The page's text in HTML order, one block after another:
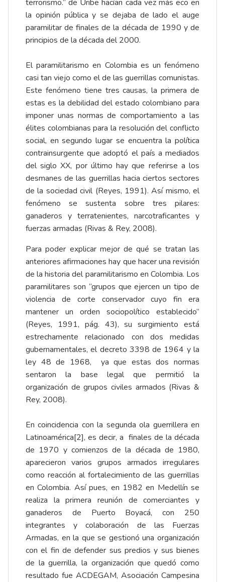
terrorismo.” de Uribe hacían cada vez más eco en
la opinión pública y se dejaba de lado el auge
paramilitar de finales de la década de 1990 y de
principios de la década del 2000.
El paramilitarismo en Colombia es un fenómeno
casi tan viejo como el de las guerrillas comunistas.
Este fenómeno tiene tres causas, la primera de
estas es la debilidad del estado colombiano para
imponer unas normas de comportamiento a las
élites colombianas para la resolución del conflicto
social, en segundo lugar se encuentra la política
contrainsurgente que adoptó el país a mediados
del siglo XX, por último hay que referirse a los
desmanes de las guerrillas hacia ciertos sectores
de la sociedad civil (Reyes, 1991). Así mismo, el
fenómeno se sustenta sobre tres pilares:
ganaderos y terratenientes, narcotraficantes y
fuerzas armadas (Rivas & Rey, 2008).
Para poder explicar mejor de qué se tratan las
anteriores afirmaciones hay que hacer una revisión
de la historia del paramilitarismo en Colombia. Los
paramilitares son “grupos que ejercen un tipo de
violencia de corte conservador cuyo fin era
mantener un orden sociopolítico establecido”
(Reyes, 1991, pág. 43), su surgimiento está
estrechamente relacionado con dos medidas
gubernamentales, el decreto 3398 de 1964 y la
ley 48 de 1968, ya que estas dos normas
sentaron la base legal que permitió la
organización de grupos civiles armados (Rivas &
Rey, 2008).
En coincidencia con la segunda ola guerrillera en
Latinoamérica[2], es decir, a finales de la década
de 1970 y comienzos de la década de 1980,
aparecieron varios grupos armados irregulares
como reacción al fortalecimiento de las guerrillas
en Colombia. Así pues, en 1982 en Medellín se
realiza la primera reunión de comerciantes y
ganaderos de Puerto Boyacá, con 250
integrantes y colaboración de las Fuerzas
Armadas, en la que se gestionó una organización
con el fin de defender sus predios y sus bienes
de la guerrilla, la organización que quedó como
resultado fue ACDEGAM, Asociación Campesina